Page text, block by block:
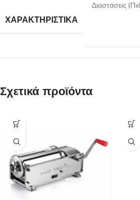
ΧΑΡΑΚΤΗΡΙΣΤΙΚΑ
Διαστάσεις
Σχετικά προϊόντα